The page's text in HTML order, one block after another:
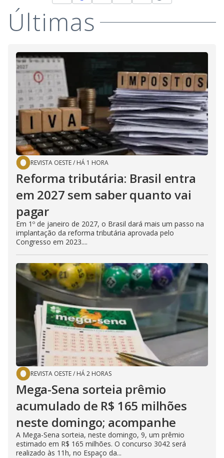
Últimas
REVISTA OESTE/ HÁ 1 HORA
Reforma tributária: Brasil entra
em 2027 sem saber quanto vai
pagar
Em 1º de janeiro de 2027, o Brasil dará mais um passo na
implantação da reforma tributária aprovada pelo
Congresso em 2023....
REVISTA OESTE/ HÁ 2 HORAS
Mega-Sena sorteia prêmio
acumulado de R$ 165 milhões
neste domingo; acompanhe
A Mega-Sena sorteia, neste domingo, 9, um prêmio
estimado em R$ 165 milhões. O concurso 3042 será
realizado às 11h, no Espaço da...